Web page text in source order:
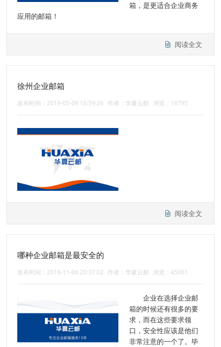
箱，是更适合企业商务
应用的邮箱！
阅读全文
徐州企业邮箱
发布时间：2019-05-09 16:59:26 作者：华夏云邮 浏览：18795
阅读全文
哪种企业邮箱是最安全的
发布时间：2018-11-06 20:37:02 作者：华夏云邮 浏览：45061
企业在选择企业邮
箱的时候还有很多的要
求，而在这些要求领
口，安全性应该是他们
非常注意的一个了。毕